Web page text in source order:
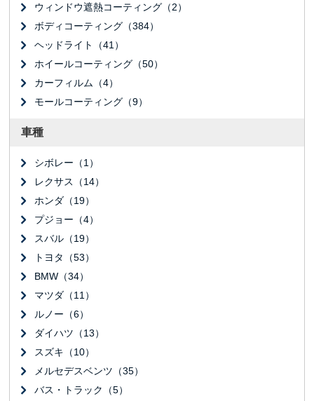
ウィンドウ遮熱コーティング（2）
ボディコーティング（384）
ヘッドライト（41）
ホイールコーティング（50）
カーフィルム（4）
モールコーティング（9）
車種
シボレー（1）
レクサス（14）
ホンダ（19）
プジョー（4）
スバル（19）
トヨタ（53）
BMW（34）
マツダ（11）
ルノー（6）
ダイハツ（13）
スズキ（10）
メルセデスベンツ（35）
バス・トラック（5）